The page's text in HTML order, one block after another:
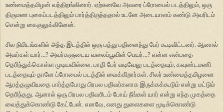
உண்மைத்தமிழன் வந்திறங்கினார். ஏற்கனவே அவரை ப்ரோபைல் படத்திலும், ஒரு
திருமண புகைப்படத்திலும் பார்த்திருந்ததால் உடனே அடையாளம் கண்டு அவரிடம்
சென்று கைகுலுக்கினேன்.
சில நிமிடங்களில் அந்த இடத்தில் ஒரு பத்து பதினைந்து பேர் கூடிவிட்டனர். ஆனால்
அவர்கள் யார்...? அவர்களுடைய வலைப்பூவின் பெயர்...? என்ன என்பதை
தெரிந்துக்கொள்ள முடியவில்லை. பாதி பேர் வடிவேலு படத்தையும், கவுண்டமணி
படத்தையும் தானே ப்ரோபைல் படத்தில் வைக்கிறார்கள். சிலர் உண்மைத்தமிழனை
ஆரத்தழுவியதை பார்த்தபோது பிரபல பதிவர்களாக இருக்கக்கூடும் என்று மட்டும்
தெரிந்தது. ஆனால் ஒரு பிரபல பதிவரிடம் போய் நீங்கள் யார் என்று எந்த முகத்தை
வைத்துக்கொண்டு கேட்பேன். எனவே, எனது துளைகளை மூடிக்கொண்டு